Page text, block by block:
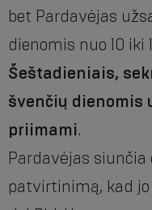
bet Pardavėjas
dienomis nuo 10 iki
Šeštadieniais,
švenčių dienomis
priimami.
Pardavėjas
patvirtinimą, kad